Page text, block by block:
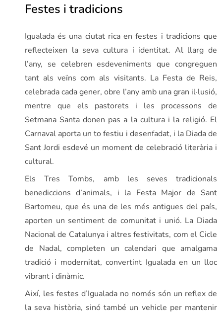
Festes i tradicions
Igualada és una ciutat rica en festes i tradicions que
reflecteixen la seva cultura i identitat. Al llarg de
l’any, se celebren esdeveniments que congreguen
tant als veïns com als visitants. La Festa de Reis,
celebrada cada gener, obre l’any amb una gran il·lusió,
mentre que els pastorets i les processons de
Setmana Santa donen pas a la cultura i la religió. El
Carnaval aporta un to festiu i desenfadat, i la Diada de
Sant Jordi esdevé un moment de celebració literària i
cultural.
Els Tres Tombs, amb les seves tradicionals
benediccions d’animals, i la Festa Major de Sant
Bartomeu, que és una de les més antigues del país,
aporten un sentiment de comunitat i unió. La Diada
Nacional de Catalunya i altres festivitats, com el Cicle
de Nadal, completen un calendari que amalgama
tradició i modernitat, convertint Igualada en un lloc
vibrant i dinàmic.
Així, les festes d’Igualada no només són un reflex de
la seva història, sinó també un vehicle per mantenir